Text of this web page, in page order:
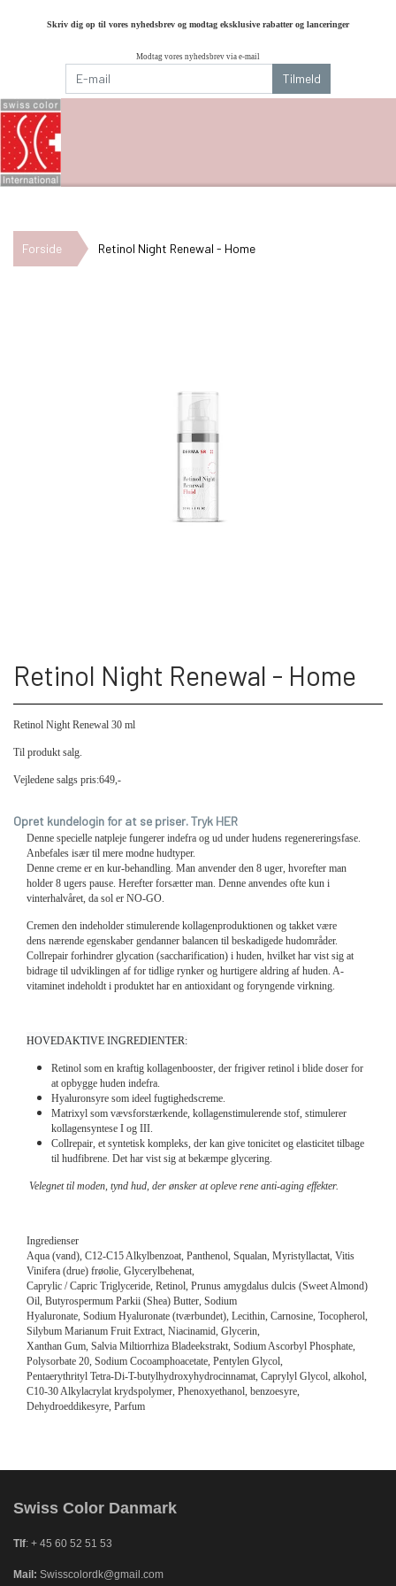
Skriv dig op til vores nyhedsbrev og modtag eksklusive rabatter og lanceringer
Modtag vores nyhedsbrev via e-mail
Tilmeld
Forside Retinol Night Renewal - Home
Retinol Night Renewal - Home
Retinol Night Renewal 30 ml
Til produkt salg.
Vejledene salgs pris:649,-
Opret kundelogin for at se priser. Tryk HER
Denne specielle natpleje fungerer indefra og ud under hudens regenereringsfase.
Anbefales især til mere modne hudtyper.
Denne creme er en kur-behandling. Man anvender den 8 uger, hvorefter man
holder 8 ugers pause. Herefter forsætter man. Denne anvendes ofte kun i
vinterhalvåret, da sol er NO-GO.
Cremen den indeholder stimulerende kollagenproduktionen og takket være
dens nærende egenskaber gendanner balancen til beskadigede hudområder.
Collrepair forhindrer glycation (saccharification) i huden, hvilket har vist sig at
bidrage til udviklingen af for tidlige rynker og hurtigere aldring af huden. A-
vitaminet indeholdt i produktet har en antioxidant og foryngende virkning.
HOVEDAKTIVE INGREDIENTER:
Retinol som en kraftig kollagenbooster, der frigiver retinol i blide doser for
at opbygge huden indefra.
Hyaluronsyre som ideel fugtighedscreme.
Matrixyl som vævsforstærkende, kollagenstimulerende stof, stimulerer
kollagensyntese I og III.
Collrepair, et syntetisk kompleks, der kan give tonicitet og elasticitet tilbage
til hudfibrene. Det har vist sig at bekæmpe glycering.
Velegnet til moden, tynd hud, der ønsker at opleve rene anti-aging effekter.
Ingredienser
Aqua (vand), C12-C15 Alkylbenzoat, Panthenol, Squalan, Myristyllactat, Vitis
Vinifera (drue) frøolie, Glycerylbehenat,
Caprylic / Capric Triglyceride, Retinol, Prunus amygdalus dulcis (Sweet Almond)
Oil, Butyrospermum Parkii (Shea) Butter, Sodium
Hyaluronate, Sodium Hyaluronate (tværbundet), Lecithin, Carnosine, Tocopherol,
Silybum Marianum Fruit Extract, Niacinamid, Glycerin,
Xanthan Gum, Salvia Miltiorrhiza Bladeekstrakt, Sodium Ascorbyl Phosphate,
Polysorbate 20, Sodium Cocoamphoacetate, Pentylen Glycol,
Pentaerythrityl Tetra-Di-T-butylhydroxyhydrocinnamat, Caprylyl Glycol, alkohol,
C10-30 Alkylacrylat krydspolymer, Phenoxyethanol, benzoesyre,
Dehydroeddikesyre, Parfum
Swiss Color Danmark
Tlf: + 45 60 52 51 53
Mail: Swisscolordk@gmail.com